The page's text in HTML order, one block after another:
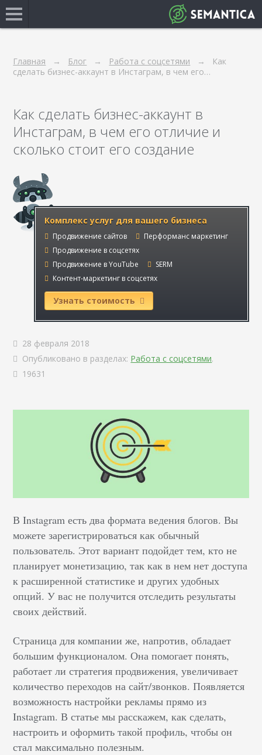
Главная Блог Работа с соцсетями
Как
сделать бизнес-аккаунт в Инстаграм, в чем его…
Как сделать бизнес-аккаунт в
Инстаграм, в чем его отличие и
сколько стоит его создание
Комплекс услуг для вашего бизнеса
Продвижение сайтов
Перформанс маркетинг
Продвижение в соцсетях
Продвижение в YouTube
SERM
Контент-маркетинг в соцсетях
Узнать стоимость
28 февраля 2018
Опубликовано в разделах: Работа с соцсетями.
19631
В Instagram есть два формата ведения блогов. Вы
можете зарегистрироваться как обычный
пользователь. Этот вариант подойдет тем, кто не
планирует монетизацию, так как в нем нет доступа
к расширенной статистике и других удобных
опций. У вас не получится отследить результаты
своих действий.
Страница для компании же, напротив, обладает
большим функционалом. Она помогает понять,
работает ли стратегия продвижения, увеличивает
количество переходов на сайт/звонков. Появляется
возможность настройки рекламы прямо из
Instagram. В статье мы расскажем, как сделать,
настроить и оформить такой профиль, чтобы он
стал максимально полезным.